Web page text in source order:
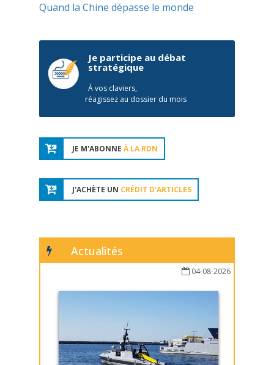
Quand la Chine dépasse le monde
Je participe au débat
stratégique
À vos claviers,
réagissez au dossier du mois
JE M'ABONNE À LA RDN
J'ACHÈTE UN CRÉDIT D'ARTICLES
Actualités
04-08-2026